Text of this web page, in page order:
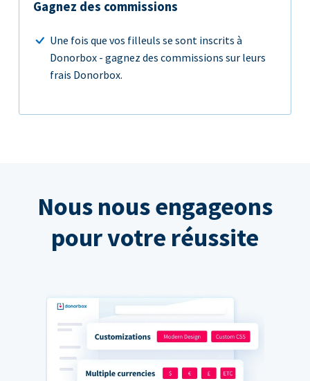
Gagnez des commissions
Une fois que vos filleuls se sont inscrits à
Donorbox - gagnez des commissions sur leurs
frais Donorbox.
Nous nous engageons
pour votre réussite